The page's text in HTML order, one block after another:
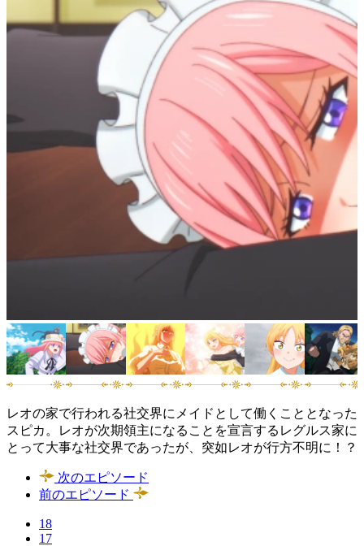
レオの家で行われる社交界にメイドとして働くこととなった
スピカ。レオが次期領主になることを宣言するレグルス家に
とって大事な社交界であったが、突如レオが行方不明に！？
次のエピソード
前のエピソード
18
17